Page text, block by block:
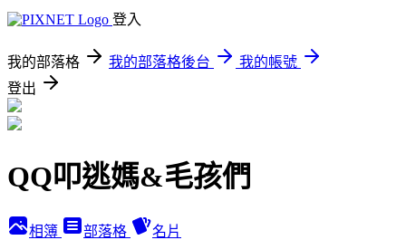
登入
我的部落格 我的部落格後台
我的帳號
登出
QQ叩逃媽&毛孩們
相簿 部落格 名片